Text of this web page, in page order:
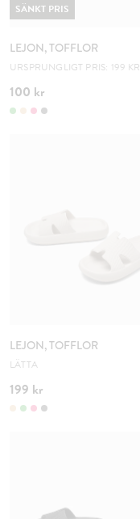
LEJON, TOFFLOR
URSPRUNGLIGT PRIS: 199 KR
100 kr
SÄNKT PRIS
LEJON, TOFFLOR
LÄTTA
199 kr